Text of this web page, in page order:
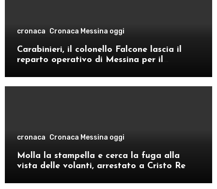
cronaca Cronaca Messina oggi
Carabinieri, il colonello Falcone lascia il
reparto operativo di Messina per il
cronaca Cronaca Messina oggi
Molla la stampella e cerca la fuga alla
vista delle volanti, arrestato a Cristo Re